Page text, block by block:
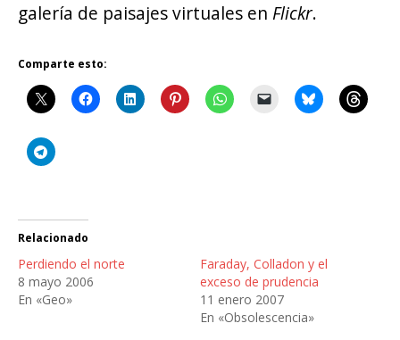
galería de paisajes virtuales en Flickr.
Comparte esto:
Relacionado
Perdiendo el norte
8 mayo 2006
En «Geo»
Faraday, Colladon y el
exceso de prudencia
11 enero 2007
En «Obsolescencia»